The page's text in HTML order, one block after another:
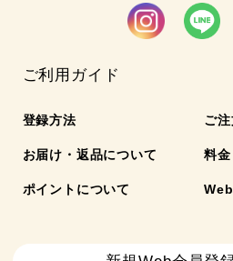
ご利用ガイド
登録方法 ご
お届け・返品について 料
ポイントについて